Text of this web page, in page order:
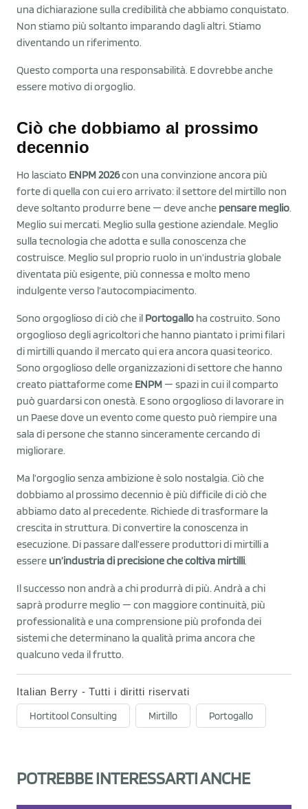
una dichiarazione sulla credibilità che abbiamo conquistato.
Non stiamo più soltanto imparando dagli altri. Stiamo
diventando un riferimento.
Questo comporta una responsabilità. E dovrebbe anche
essere motivo di orgoglio.
Ciò che dobbiamo al prossimo
decennio
Ho lasciato ENPM 2026con una convinzione ancora più
forte di quella con cui ero arrivato: il settore del mirtillo non
deve soltanto produrre bene — deve anche pensare meglio.
Meglio sui mercati. Meglio sulla gestione aziendale. Meglio
sulla tecnologia che adotta e sulla conoscenza che
costruisce. Meglio sul proprio ruolo in un’industria globale
diventata più esigente, più connessa e molto meno
indulgente verso l’autocompiacimento.
Sono orgoglioso di ciò che il Portogallo ha costruito. Sono
orgoglioso degli agricoltori che hanno piantato i primi filari
di mirtilli quando il mercato qui era ancora quasi teorico.
Sono orgoglioso delle organizzazioni di settore che hanno
creato piattaforme come ENPM — spazi in cui il comparto
può guardarsi con onestà. E sono orgoglioso di lavorare in
un Paese dove un evento come questo può riempire una
sala di persone che stanno sinceramente cercando di
migliorare.
Ma l’orgoglio senza ambizione è solo nostalgia. Ciò che
dobbiamo al prossimo decennio è più difficile di ciò che
abbiamo dato al precedente. Richiede di trasformare la
crescita in struttura. Di convertire la conoscenza in
esecuzione. Di passare dall’essere produttori di mirtilli a
essere un’industria di precisione che coltiva mirtilli.
Il successo non andrà a chi produrrà di più. Andrà a chi
saprà produrre meglio — con maggiore continuità, più
professionalità e una comprensione più profonda dei
sistemi che determinano la qualità prima ancora che
qualcuno veda il frutto.
Italian Berry - Tutti i diritti riservati
Hortitool Consulting Mirtillo Portogallo
POTREBBE INTERESSARTI ANCHE